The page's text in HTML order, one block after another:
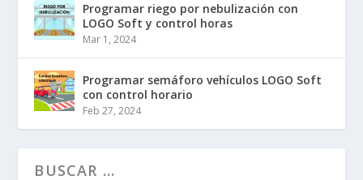
Programar riego por nebulización con
LOGO Soft y control horas
Mar 1, 2024
Programar semáforo vehículos LOGO Soft
con control horario
Feb 27, 2024